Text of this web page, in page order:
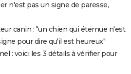
n'est pas un signe de paresse,
canin : "un chien qui éternue n'est
pour dire qu'il est heureux"
: voici les 3 détails à vérifier pour